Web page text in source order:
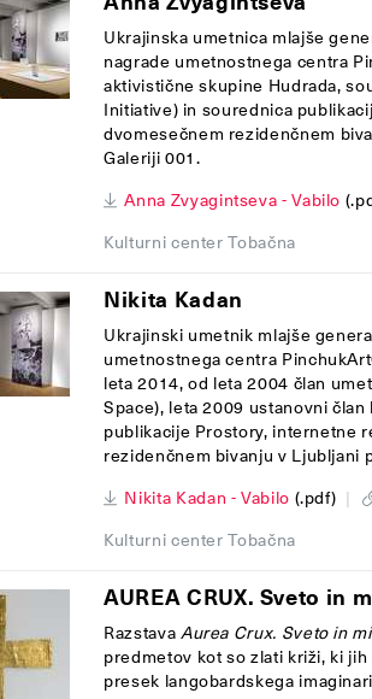
Ukrajinska umetnica mlajše
nagrade umetnostnega centra
aktivistične skupine Hudrada,
Initiative) in sourednica
dvomesečnem rezidenčnem
Galeriji 001.
Anna Zvyagintseva - Vabilo
Kulturni center Tobačna
Nikita Kadan
Ukrajinski umetnik mlajše
umetnostnega centra
leta 2014, od leta 2004 član
Space), leta 2009 ustanovni
publikacije Prostory, internetne
rezidenčnem bivanju v Ljubljani
Nikita Kadan - Vabilo (.pdf) |
Kulturni center Tobačna
AUREA CRUX. Sveto in
Razstava Aurea Crux. Sveto in
predmetov kot so zlati križi, ki
presek langobardskega